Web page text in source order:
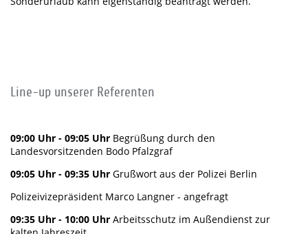
Line-up unserer Referenten
09:00 Uhr - 09:05 Uhr Begrüßung durch den
Landesvorsitzenden Bodo Pfalzgraf
09:05 Uhr - 09:35 Uhr Grußwort aus der Polizei Berlin
Polizeivizepräsident Marco Langner - angefragt
09:35 Uhr - 10:00 Uhr Arbeitsschutz im Außendienst zur